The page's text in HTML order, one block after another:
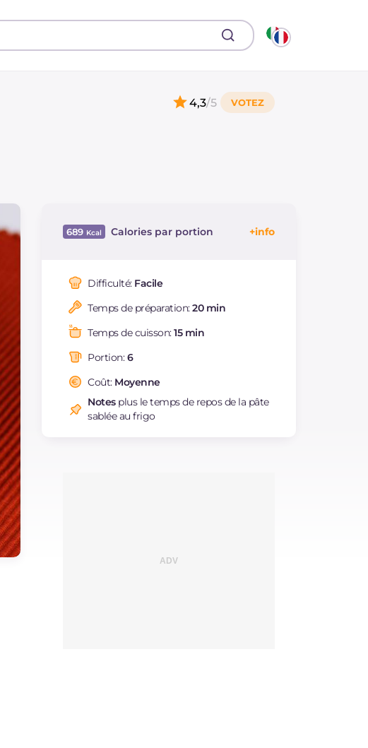
4,3/5
689 Calories par portion
Dont sucres
Protéine g
Graisses
saturés
Fibre
Cholestérol
Sodium
Difficulté: Facile
Temps de préparation:20 min
Temps de cuisson:15 min
Portion:6
Coût: Moyenne
Notesplus le temps de repos de la pâte
sablée au frigo